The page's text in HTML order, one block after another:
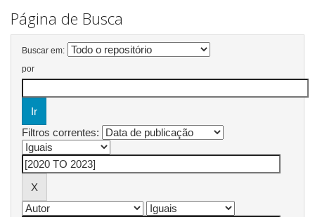
Página de Busca
Buscar em:
por
Filtros correntes: